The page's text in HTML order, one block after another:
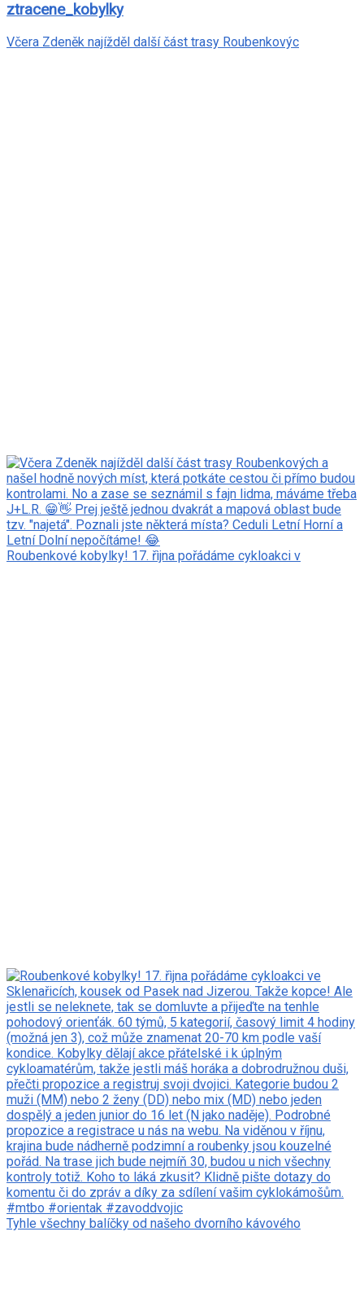
ztracene_kobylky
Včera Zdeněk najížděl další část trasy Roubenkovýc
Roubenkové kobylky! 17. řìjna pořádáme cykloakci v
Tyhle všechny balíčky od našeho dvorního kávového